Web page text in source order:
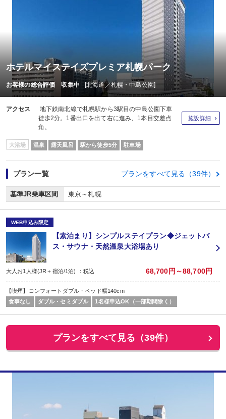
ホテルマイステイズプレミア札幌パーク
お客様の総合評価 収集中 [北海道／札幌・中島公園]
アクセス
地下鉄南北線で札幌駅から3駅目の中島公園下車
徒歩2分。1番出口を出て右に進み、1本目交差点
角。
施設詳細
大浴場 温泉 露天風呂 駅から徒歩5分 駐車場
プラン一覧 プランをすべて見る（39件）
基準JR乗車区間 東京～札幌
WEB申込み限定
【素泊まり】シンプルステイプラン◆ジェットバ
ス・サウナ・天然温泉大浴場あり
大人お1人様(JR＋宿泊/1泊) ：税込 68,700円～88,700円
【喫煙】コンフォートダブル・ベッド幅140cm
食事なし
ダブル・セミダブル 1名様申込OK（一部期間除く）
プランをすべて見る（39件）